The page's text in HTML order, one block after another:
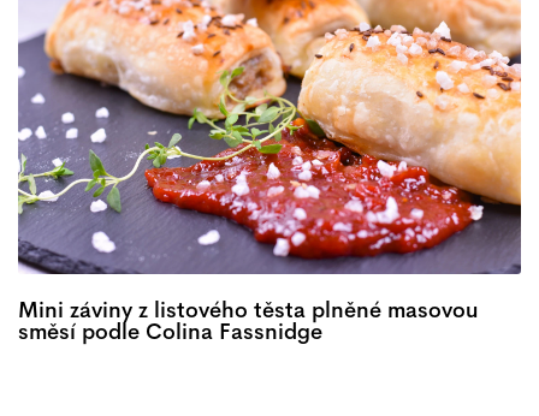
Mini záviny z listového těsta plněné masovou
směsí podle Colina Fassnidge